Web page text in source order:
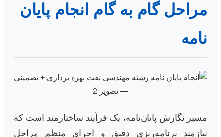
مراحل گام به گام انجام پایان
نامه
مسیر نگارش پایان‌نامه، یک فرآیند ساختارمند است که
نیازمند برنامه‌ریزی دقیق و اجرای منظم مراحل